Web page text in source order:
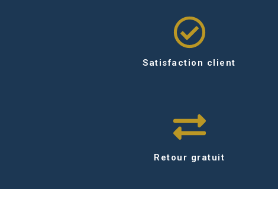
Satisfaction client
Retour gratuit